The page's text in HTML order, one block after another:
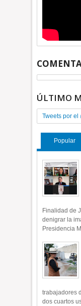
ÚLTIMO
Tweets por el
Popular
Finalidad de
denigrar la
Presidencia
trabajadores
dos cuartos